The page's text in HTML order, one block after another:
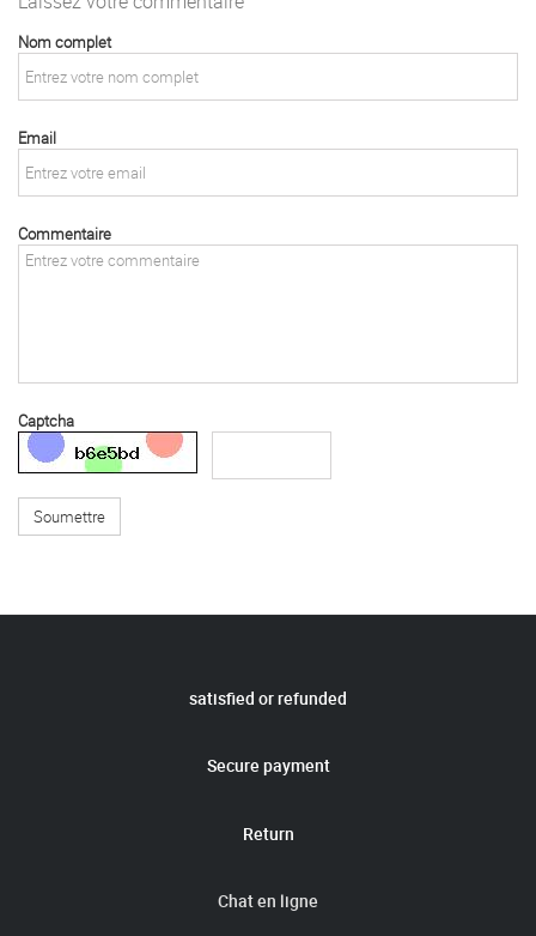
Nom complet
Email
Commentaire
Captcha
Soumettre
satisfied or refunded
Secure payment
Return
Chat en ligne